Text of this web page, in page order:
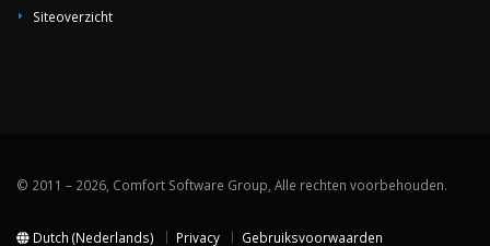
Siteoverzicht
© 2011 – 2026, Comfort Software Group, Alle rechten voorbehouden.
Dutch (Nederlands) Privacy Gebruiksvoorwaarden